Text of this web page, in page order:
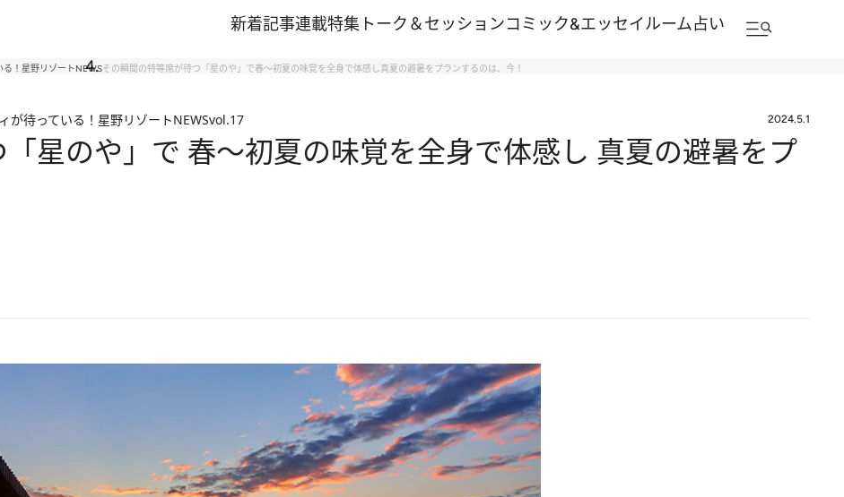
新着記事連載特集 トーク＆セッションコミック&エッセイルーム占い
！星野リゾートNEWSその瞬間の特等席が待つ「星のや」で春～初夏の味覚を全身で体感し真夏の避暑をプランするのは、今！
が待っている！星野リゾートNEWSvol.17 2024.5.1
星のや」で 春～初夏の味覚を全身で体感し 真夏の避暑をプ